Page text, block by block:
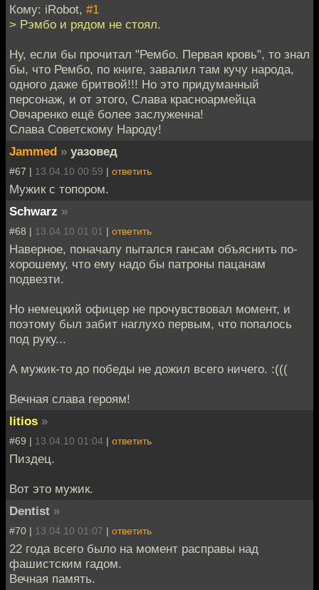
Кому: iRobot, #1
> Рэмбо и рядом не стоял.
Ну, если бы прочитал "Рембо. Первая кровь", то знал
бы, что Рембо, по книге, завалил там кучу народа,
одного даже бритвой!!! Но это придуманный
персонаж, и от этого, Слава красноармейца
Овчаренко ещё более заслуженна!
Слава Советскому Народу!
Jammed » уазовед
#67 | 13.04.10 00:59 | ответить
Мужик с топором.
Schwarz »
#68 | 13.04.10 01:01 | ответить
Наверное, поначалу пытался гансам объяснить по-
хорошему, что ему надо бы патроны пацанам
подвезти.
Но немецкий офицер не прочувствовал момент, и
поэтому был забит наглухо первым, что попалось
под руку...
А мужик-то до победы не дожил всего ничего. :(((
Вечная слава героям!
litios »
#69 | 13.04.10 01:04 | ответить
Пиздец.
Вот это мужик.
Dentist »
#70 | 13.04.10 01:07 | ответить
22 года всего было на момент расправы над
фашистским гадом.
Вечная память.